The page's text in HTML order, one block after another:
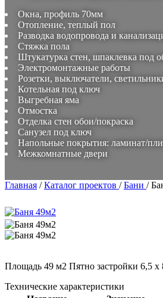
Окна, профиль 70мм
Отопление, теплый пол
Разводка водопровода и
Стяжка пола
Штукатурка стен, шпаклевка под
Электромонтажные работы
Розетки, выключатели,
Котельная под ключ
Выгребная яма
Отмостка
Отделка стен обои/покраска
Санузел под ключ
Напольные покрытия: ламинат/
Межкомнатные двери
Главная /Каталог проектов /Бани /
Площадь 49 м2 Пятно застройки 6,5 x
Технические характеристики